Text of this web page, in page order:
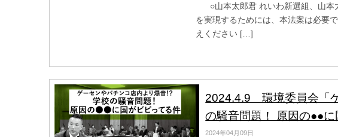
○山本太郎君 れいわ新選組、山本
を実現するためには、本法案は必要
えください […]
2024.4.9 環境委員会「
の騒音問題！ 原因の●●に
2024年04月09日